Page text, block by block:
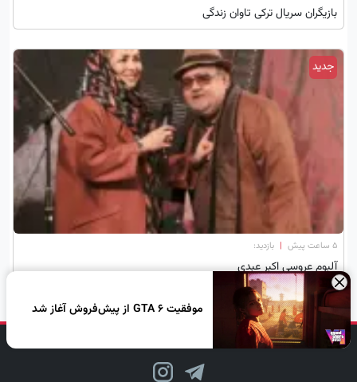
بازیگران سریال ترکی تاوان زندگی
جدید
۵ ساعت پیش | بازدید:
آلبوم عروسی اکبر عبدی
×
موفقیت GTA 6 از پیش‌فروش آغاز شد